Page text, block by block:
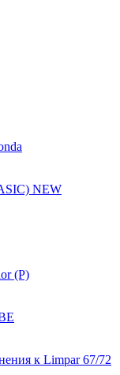
NEW
(P)
к Limpar 67/72